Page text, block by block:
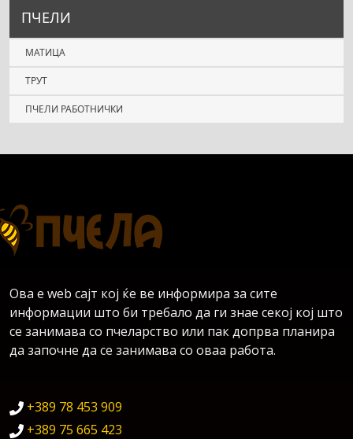
ПЧЕЛИ
МАТИЦА
ТРУТ
ПЧЕЛИ РАБОТНИЧКИ
Ова е web сајт кој ќе ве информира за сите
информации што би требало да ги знае секој кој што
се занимава со пчеларство или пак допрва планира
да започне да се занимава со оваа работа.
+389 78 453 909
+389 75 665 423